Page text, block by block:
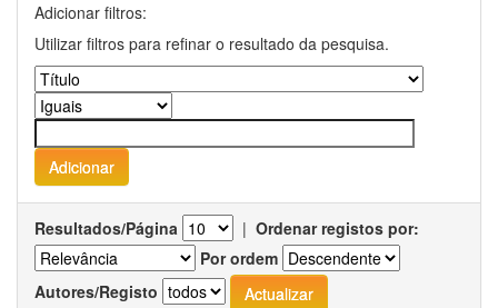
Adicionar filtros:
Utilizar filtros para refinar o resultado da pesquisa.
Resultados/Página | Ordenar registos por:
Por ordem
Autores/Registo